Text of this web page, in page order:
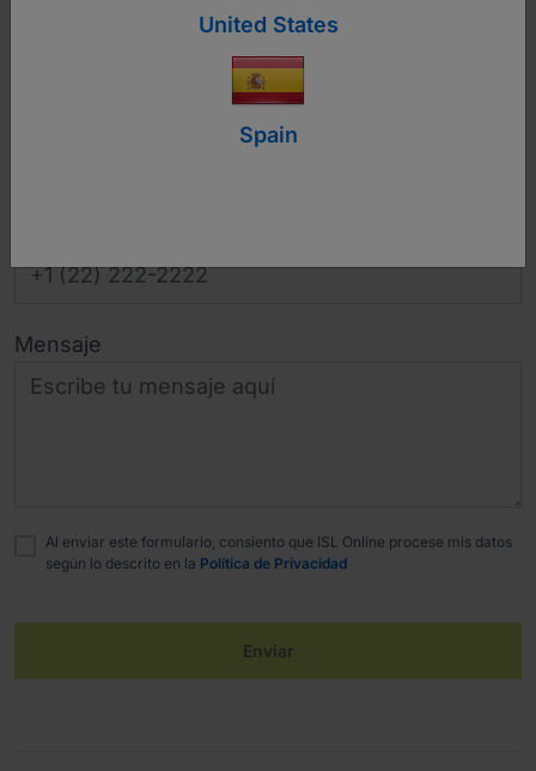
Mensaje
Al enviar este formulario, consiento que ISL Online procese mis datos
según lo descrito en la Política de Privacidad
Enviar
United States
Spain